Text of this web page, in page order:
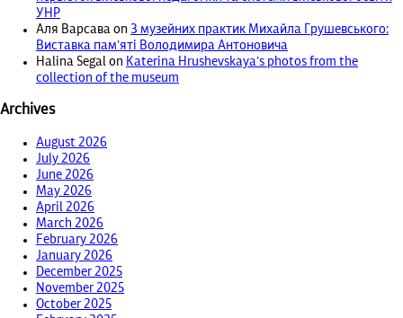
УНР
Аля Варсава on З музейних практик Михайла Грушевського:
Виставка пам’яті Володимира Антоновича
Halina Segal on Katerina Hrushevskaya’s photos from the
collection of the museum
Archives
August 2026
July 2026
June 2026
May 2026
April 2026
March 2026
February 2026
January 2026
December 2025
November 2025
October 2025